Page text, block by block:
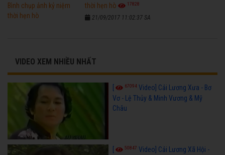
thời hẹn hò
17828
21/09/2017 11:02:37 SA
VIDEO XEM NHIỀU NHẤT
67094 Video] Cải Lương Xưa - Bơ
Vơ - Lệ Thủy & Minh Vương & Mỹ
Châu
50847 Video] Cải Lương Xã Hội -